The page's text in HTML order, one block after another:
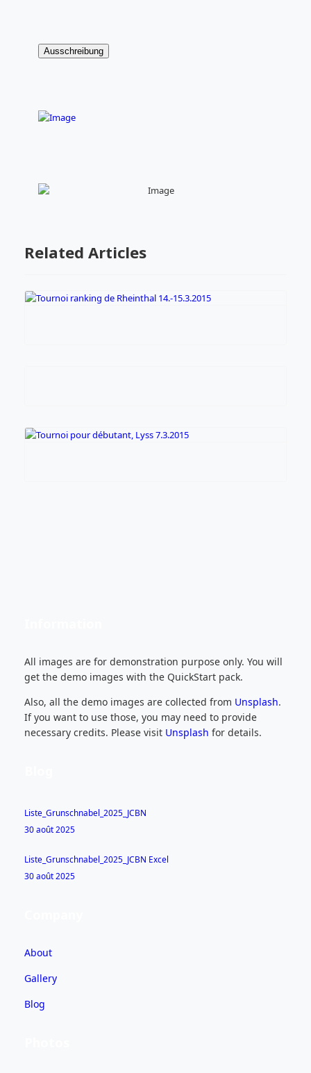
Ausschreibung
Related Articles
All images are for demonstration purpose only. You will
get the demo images with the QuickStart pack.
Also, all the demo images are collected from Unsplash.
If you want to use those, you may need to provide
necessary credits. Please visit Unsplash for details.
Liste_Grunschnabel_2025_JCBN
30 août 2025
Liste_Grunschnabel_2025_JCBN Excel
30 août 2025
About
Gallery
Blog